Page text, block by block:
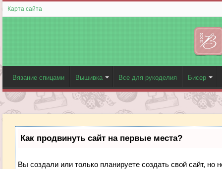
Карта сайта
Вязание спицами Вышивка Все для рукоделия Бисер
Как продвинуть сайт на первые места?
Вы создали или только планируете создать свой сайт, но